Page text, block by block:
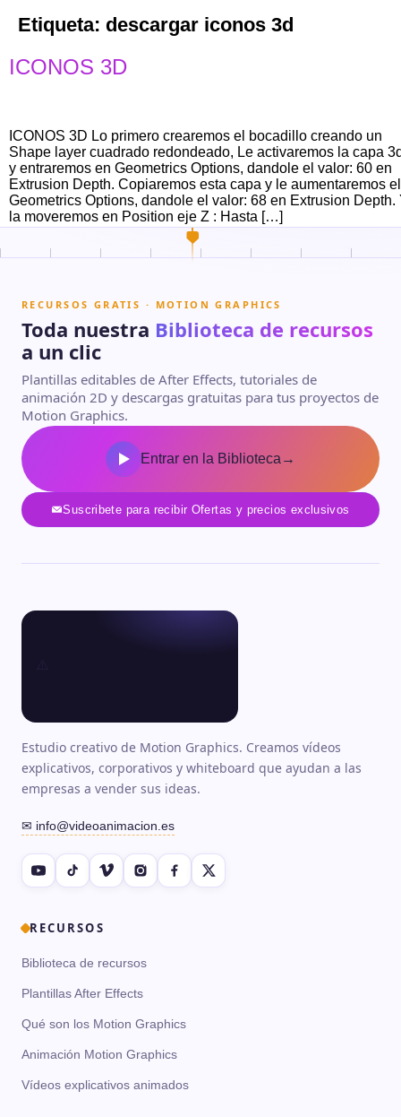
Etiqueta: descargar iconos 3d
ICONOS 3D
ICONOS 3D Lo primero crearemos el bocadillo creando un
Shape layer cuadrado redondeado, Le activaremos la capa
y entraremos en Geometrics Options, dandole el valor: 60 en
Extrusion Depth. Copiaremos esta capa y le aumentaremos el
Geometrics Options, dandole el valor: 68 en Extrusion Depth.
la moveremos en Position eje Z : Hasta […]
RECURSOS GRATIS · MOTION GRAPHICS
Toda nuestra Biblioteca de recursos
a un clic
Plantillas editables de After Effects, tutoriales de
animación 2D y descargas gratuitas para tus proyectos de
Motion Graphics.
Entrar en la Biblioteca →
Suscribete para recibir Ofertas y precios exclusivos
Estudio creativo de Motion Graphics. Creamos vídeos
explicativos, corporativos y whiteboard que ayudan a las
empresas a vender sus ideas.
✉ info@videoanimacion.es
RECURSOS
Biblioteca de recursos
Plantillas After Effects
Qué son los Motion Graphics
Animación Motion Graphics
Vídeos explicativos animados